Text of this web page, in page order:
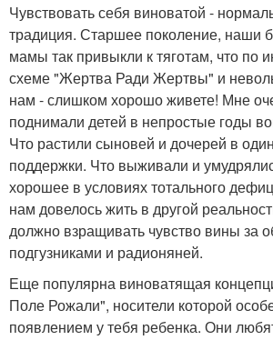
Чувствовать себя виноватой -
традиция. Старшее поколение, наши
мамы так привыкли к тяготам, что по
схеме "Жертва Ради Жертвы" и
нам - слишком хорошо живете! Мне
поднимали детей в непростые годы
Что растили сыновей и дочерей в
поддержки. Что выживали и
хорошее в условиях тотального
нам довелось жить в другой
должно взращивать чувство вины за
подгузниками и радионяней.
Еще популярна виноватящая
Поле Рожали", носители которой
появлением у тебя ребенка. Они